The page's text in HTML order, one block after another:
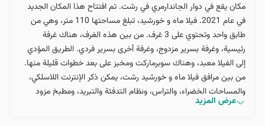
مكان يقع في دوار الجاندارمري في رشت. تم افتتاح هذا المكان الجديد
في عام 2021. فيلا ماه و خورشيد، تبلغ مساحتها 110 متر، وهي من
طابق واحد وتحتوي على 3 غرف. من بين هذه الغرف، هناك غرفة
رئيسية، وغرفة بسرير مزدوج، وغرفة أخرى بسرير فردي. الطريق المؤدي
إلى الفيلا معبد، وهناك سوبرماركت ومخبز على بعد خطوات قليلة منها.
من بين مرافق فيلا ماه و خورشيد رشت، يمكن ذكر الإنترنت اللاسلكي،
والمساحات الخضراء، والتراس، ونظام التدفئة والتبريد، ومطبخ مزود
بمرافق الطهي، وغيرها. سعر فيلا مهر و ماه رشت يعتبر معقولاً
عرض المزيد